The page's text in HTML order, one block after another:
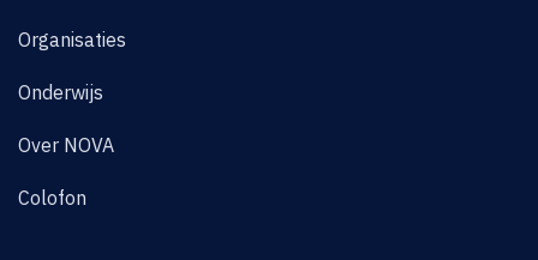
Organisaties
Onderwijs
Over NOVA
Colofon